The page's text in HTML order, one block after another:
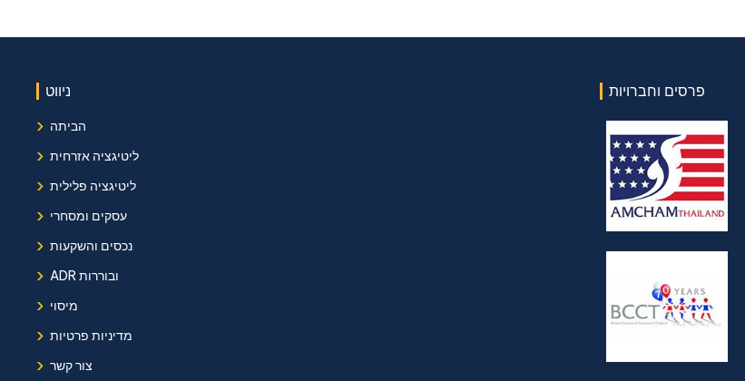
ניווט
› הביתה
› ליטיגציה אזרחית
› ליטיגציה פלילית
› עסקים ומסחרי
› נכסים והשקעות
› ADR ובוררות
› מיסוי
› מדיניות פרטיות
› צור קשר
פרסים וחברויות